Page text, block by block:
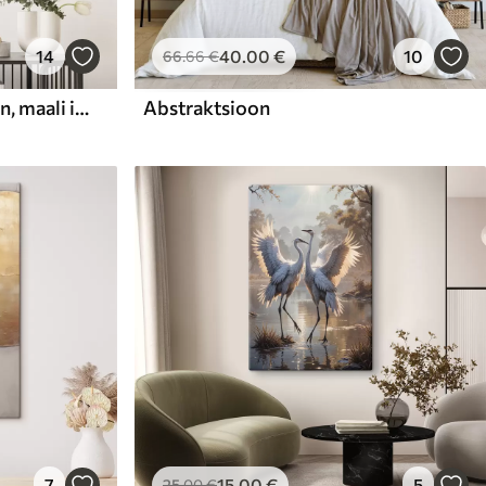
14
Abstraktne kompositsioon, maali imitatsioon
66.66€40.00€ 10
Abstraktsioon